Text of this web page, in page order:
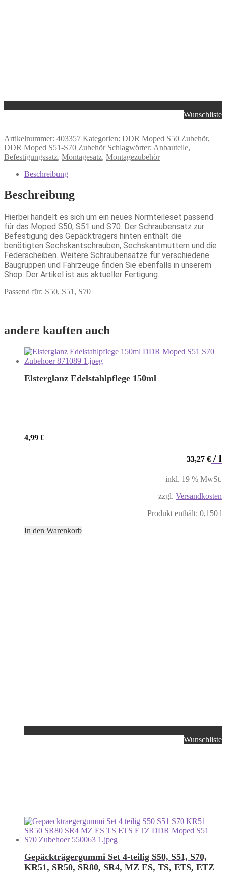
Wunschliste
Artikelnummer: 403357 Kategorien: DDR Moped S50 Zubehör,
DDR Moped S51-S70 Zubehör Schlagwörter: Anbauteile,
Befestigungssatz, Montagesatz, Montagezubehör
Beschreibung
Beschreibung
Hierbei handelt es sich um ein neues Normteileset passend
für das Moped S50, S51 und S70. Der Schraubensatz zur
Befestigung des Gepäckträgers hinten enthält die
benötigten Sechskantschrauben, Sechskantmuttern und die
Federscheiben. Weitere Schraubensätze für verschiedene
Baugruppen und Fahrzeuge finden Sie ebenfalls in unserem
Shop. Der Artikel ist aus aktueller Fertigung.
Passend für: S50, S51, S70
andere kauften auch
Elsterglanz Edelstahlpflege 150ml
4,99 €
33,27 € / l
inkl. 19 % MwSt.
zzgl. Versandkosten
Produkt enthält: 0,150 l
In den Warenkorb
Wunschliste
Gepäckträgergummi Set 4-teilig S50, S51, S70,
KR51, SR50, SR80, SR4, MZ ES, TS, ETS, ETZ